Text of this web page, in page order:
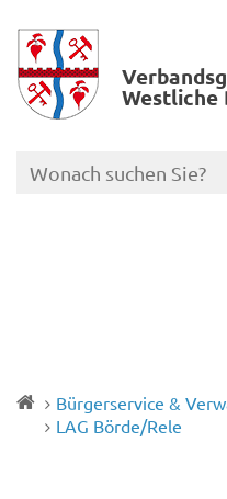
Westliche
Bürgerservice &
LAG Börde/Rele